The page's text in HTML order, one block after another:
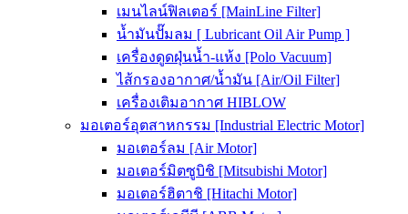
เมนไลน์ฟิลเตอร์ [MainLine Filter]
น้ำมันปั๊มลม [ Lubricant Oil Air Pump ]
เครื่องดูดฝุ่นน้ำ-แห้ง [Polo Vacuum]
ไส้กรองอากาศ/น้ำมัน [Air/Oil Filter]
เครื่องเติมอากาศ HIBLOW
มอเตอร์อุตสาหกรรม [Industrial Electric Motor]
มอเตอร์ลม [Air Motor]
มอเตอร์มิตซูบิชิ [Mitsubishi Motor]
มอเตอร์ฮิตาชิ [Hitachi Motor]